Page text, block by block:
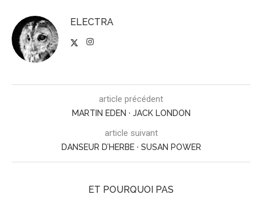
ELECTRA
article précédent
MARTIN EDEN · JACK LONDON
article suivant
DANSEUR D’HERBE · SUSAN POWER
ET POURQUOI PAS